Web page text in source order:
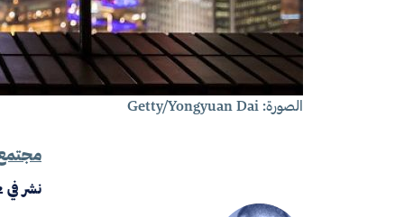
الصورة: Getty/Yongyuan Dai
نشر في